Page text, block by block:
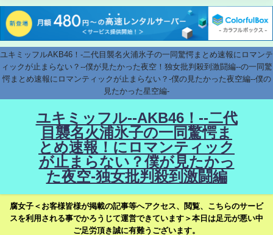
ユキミッフルAKB46！-二代目襲名火浦氷子の一同驚愕まとめ速報にロマンテ
ィックが止まらない？--僕が見たかった夜空！独女批判殺到激闘編--の一同驚
愕まとめ速報にロマンティックが止まらない？-僕の見たかった夜空編--僕の
見たかった星空編-
ユキミッフル--AKB46！--二代
目襲名火浦氷子の一同驚愕ま
とめ速報！にロマンティック
が止まらない？僕が見たかっ
た夜空-独女批判殺到激闘編
腐女子＜お客様皆様が掲載の記事等へアクセス、閲覧、こちらのサービ
スを利用される事でかろうじて運営できています＞本日は足元が悪い中
ご足労頂き誠に有難うございます。